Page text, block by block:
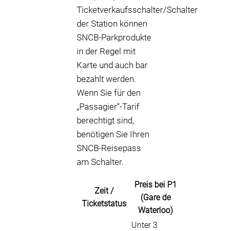
Ticketverkaufsschalter/Schalter
der Station können
SNCB-Parkprodukte
in der Regel mit
Karte und auch bar
bezahlt werden.
Wenn Sie für den
„Passagier“-Tarif
berechtigt sind,
benötigen Sie Ihren
SNCB-Reisepass
am Schalter.
Zeit /
Ticketstatus
Preis bei P1
(Gare de
Waterloo)
Unter 3